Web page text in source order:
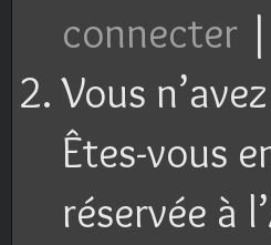
connecter |
Vous
Êtes-vous
réservée à